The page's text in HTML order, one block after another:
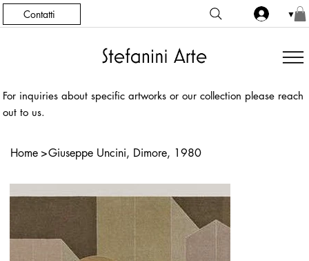
Contatti ▼
For inquiries about specific artworks or our collection please reach
out to us.
Home >Giuseppe Uncini, Dimore, 1980